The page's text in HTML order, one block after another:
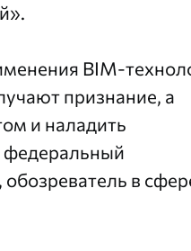
BIM-
признание, а
и наладить
федеральный
в